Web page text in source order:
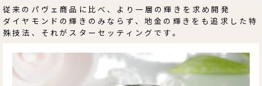
従来のパヴェ商品に比べ、より一層の輝きを求め開発
ダイヤモンドの輝きのみならず、地金の輝きをも追求した特
殊技法、それがスターセッティングです。